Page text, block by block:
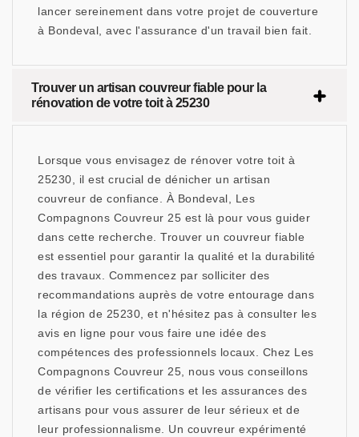
lancer sereinement dans votre projet de couverture
à Bondeval, avec l'assurance d'un travail bien fait.
Trouver un artisan couvreur fiable pour la
rénovation de votre toit à 25230
Lorsque vous envisagez de rénover votre toit à
25230, il est crucial de dénicher un artisan
couvreur de confiance. À Bondeval, Les
Compagnons Couvreur 25 est là pour vous guider
dans cette recherche. Trouver un couvreur fiable
est essentiel pour garantir la qualité et la durabilité
des travaux. Commencez par solliciter des
recommandations auprès de votre entourage dans
la région de 25230, et n'hésitez pas à consulter les
avis en ligne pour vous faire une idée des
compétences des professionnels locaux. Chez Les
Compagnons Couvreur 25, nous vous conseillons
de vérifier les certifications et les assurances des
artisans pour vous assurer de leur sérieux et de
leur professionnalisme. Un couvreur expérimenté